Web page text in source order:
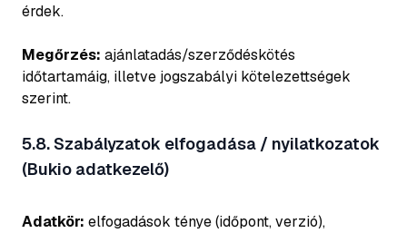
érdek.
Megőrzés: ajánlatadás/szerződéskötés
időtartamáig, illetve jogszabályi kötelezettségek
szerint.
5.8. Szabályzatok elfogadása / nyilatkozatok
(Bukio adatkezelő)
Adatkör: elfogadások ténye (időpont, verzió),